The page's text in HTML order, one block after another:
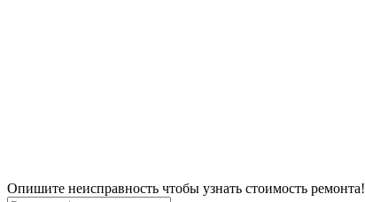
Опишите неисправность чтобы узнать стоимость ремонта!